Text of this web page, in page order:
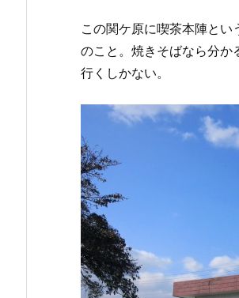
この関ケ原に喫茶本陣とい
のこと。焼きそばなら分か
行くしかない。